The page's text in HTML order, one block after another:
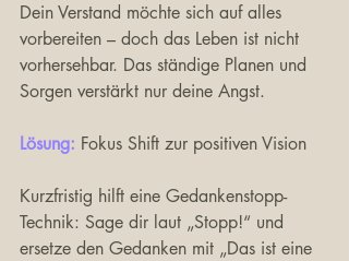
Dein Verstand möchte sich auf alles
vorbereiten – doch das Leben ist nicht
vorhersehbar. Das ständige Planen und
Sorgen verstärkt nur deine Angst.
Lösung: Fokus Shift zur positiven Vision
Kurzfristig hilft eine Gedankenstopp-
Technik: Sage dir laut „Stopp!“ und
ersetze den Gedanken mit „Das ist eine